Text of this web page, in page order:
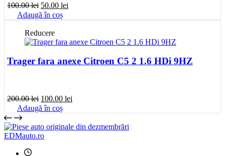
100.00lei Prețul
inițial
a
fost:
100.00 lei.
50.00 lei
este:
Adaugă în coș
Reducere
Trager fara anexe Citroen C5 2 1.6 HDi 9HZ
200.00lei Prețul
inițial
a
fost:
200.00 lei.
100.00 lei
este:
100.00 lei.
Adaugă în coș
EDMauto.ro